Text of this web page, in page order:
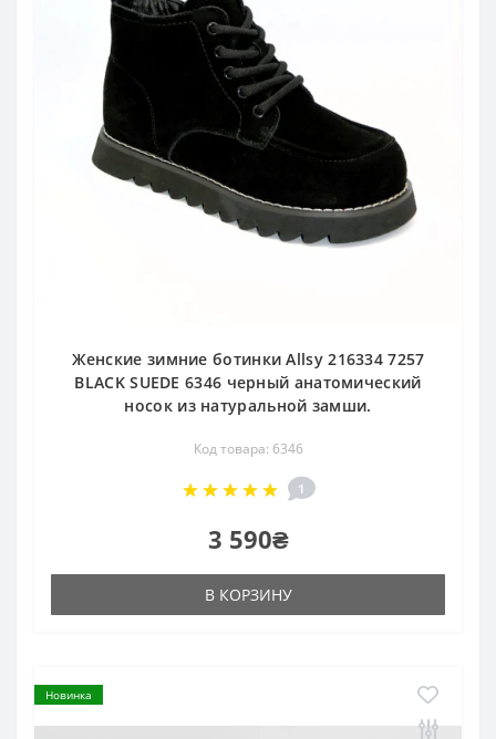
Женские зимние ботинки Allsy 216334 7257
BLACK SUEDE 6346 черный анатомический
носок из натуральной замши.
Код товара: 6346
1
3 590₴
В КОРЗИНУ
Новинка